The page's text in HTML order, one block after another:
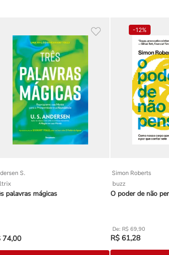
S.
palavras mágicas
74,00
-12%
Simon Roberts
buzz
O poder de não
R$ 69,90
R$ 61,28